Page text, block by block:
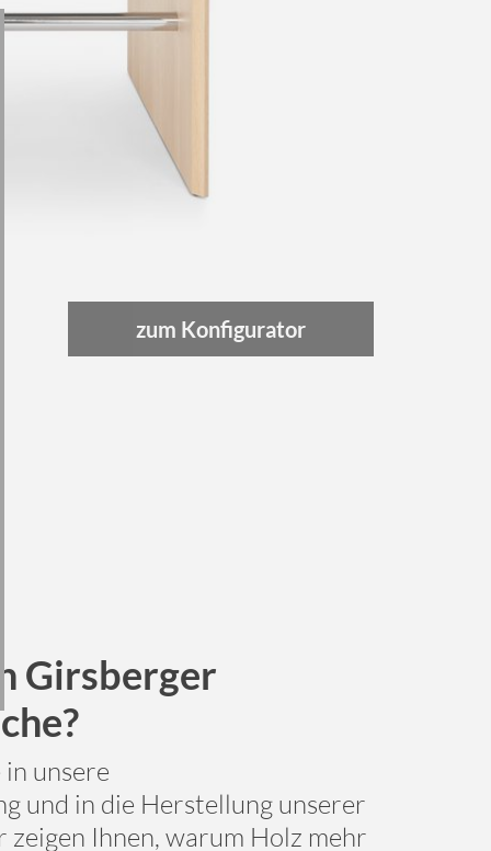
zum Konfigurator
Girsberger
unsere
und in die Herstellung unserer
Ihnen, warum Holz mehr